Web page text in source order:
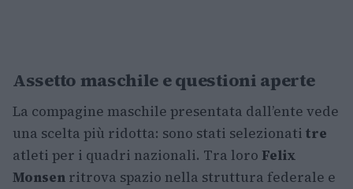
Assetto maschile e questioni aperte
La compagine maschile presentata dall’ente vede
una scelta più ridotta: sono stati selezionati tre
atleti per i quadri nazionali. Tra loro Felix
Monsen ritrova spazio nella struttura federale e